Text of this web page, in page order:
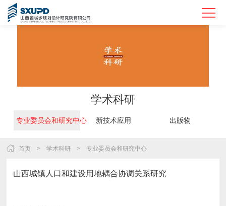
学术科研
Previous
专业委员会和研究中心 新技术应用 出版物
首页 > 学术科研 > 专业委员会和研究中心
山西城镇人口和建设用地耦合协调关系研究